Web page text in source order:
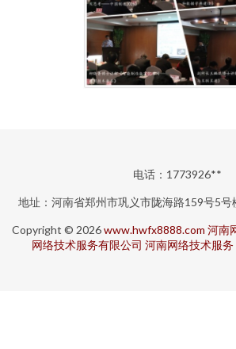
电话：1773926**
地址：河南省郑州市巩义市陇海路159号5
Copyright © 2026www.hwfx8888.com 河南
网络技术服务有限公司 河南网络技术服务